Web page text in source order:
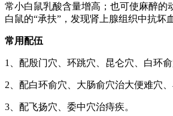
常小白鼠乳酸含量增高；也可使麻醉的
白鼠的“承扶”，发现肾上腺组织中抗坏
常用配伍
1、配殷门穴、环跳穴、昆仑穴、白环俞
2、配白环俞穴、大肠俞穴治大便难穴、
3、配飞扬穴、委中穴治痔疾。